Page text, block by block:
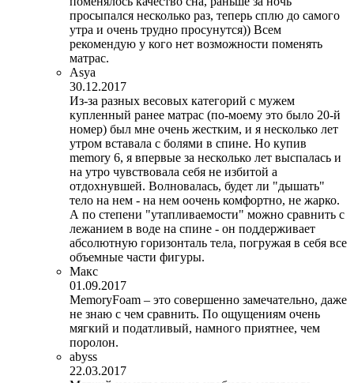
просыпался несколько раз, теперь сплю до самого
утра и очень трудно просунутся)) Всем
рекомендую у кого нет возможности поменять
матрас.
Asya
30.12.2017
Из-за разных весовых категорий с мужем
купленный ранее матрас (по-моему это было 20-й
номер) был мне очень жестким, и я несколько лет
утром вставала с болями в спине. Но купив
memory 6, я впервые за несколько лет выспалась и
на утро чувствовала себя не избитой а
отдохнувшей. Волновалась, будет ли "дышать"
тело на нем - на нем оочень комфортно, не жарко.
А по степени "утапливаемости" можно сравнить с
лежанием в воде на спине - он поддерживает
абсолютную горизонталь тела, погружая в себя все
объемные части фигуры.
Макс
01.09.2017
MemoryFoam – это совершенно замечательно, даже
не знаю с чем сравнить. По ощущениям очень
мягкий и податливый, намного приятнее, чем
поролон.
abyss
22.03.2017